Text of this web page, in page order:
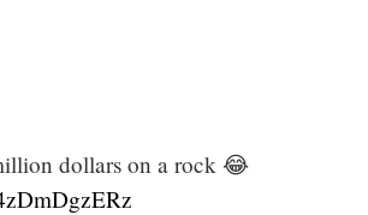
dollars on a rock 😂